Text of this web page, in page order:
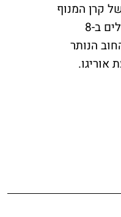
קרן המנוף
אוריגו, בהובלת גבי טרבלסי, תוך שהיא משפרת 2 סעיפים: לפרוע סכום של 210 מיליון שקלים ב-8
שקלים). לפיכך החוב הנותר